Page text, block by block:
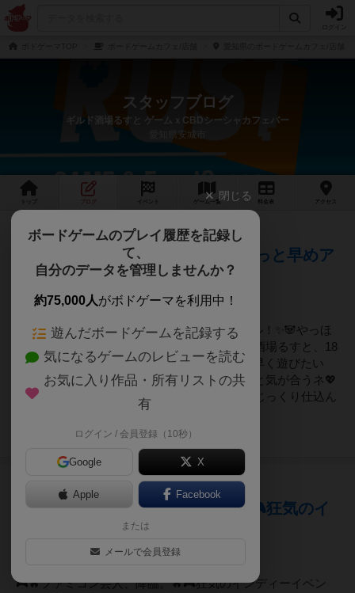
スタッフブログ
ギルド酒場るすと ゲームｘCBDシーシャカフェバー
愛知県安城市
ゲーム 一覧 料金 アクセス
6ヶ月前 2026年02月06日 11時20分頃
🐼✨ ムーニャン日記：今日はちょっと早めア
ル！ ✨🐼
🐼✨ムーニャン日記：今日はちょっと早めアル！✨🐼やっほ
ーアル！ムーニャンだヨ🐾今日はね、ギルド酒場るすと、18
時30分から早めにOPENするアル！「今日は早く遊びたい
な〜」って思ってた冒険者さん、ムーニャンと気が合うネ💖
今日のごはんは特に気合入ってるアルよ〜。じっくり仕込ん
だ自家製ローストビー...
ページビュー
6ヶ月前 2026年02月04日 19時45分頃
🎮🔥 ファミコン芸人、降臨。 🔥🎮狂気のイ
ンディーイベント、安城で開催！
🎮🔥ファミコン芸人、降臨。🔥🎮狂気のインディーイベン
閉じる
ボードゲームのプレイ履歴を記録し
て、
自分のデータを管理しませんか？
約75,000人がボドゲーマを利用中！
遊んだボードゲームを記録する
気になるゲームのレビューを読む
お気に入り作品・所有リストの共
有
ログイン / 会員登録（10秒）
Google X
Apple Facebook
または
メールで会員登録